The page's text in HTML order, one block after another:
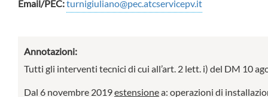
Email/PEC:turnigiuliano@pec.atcservicepv.it
Annotazioni:
Tutti gli interventi tecnici di cui all’art. 2 lett. i) del DM 10
Dal 6 novembre 2019estensionea: operazioni di